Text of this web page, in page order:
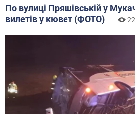
По вулиці Пряшівській у
вилетів у кювет (ФОТО)